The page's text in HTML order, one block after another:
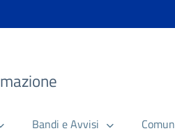
Bandi e Avvisi